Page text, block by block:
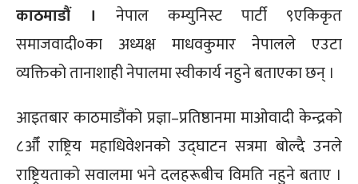
काठमाडौं । नेपाल कम्युनिस्ट पार्टी ९एकिकृत
समाजवादी०का अध्यक्ष माधवकुमार नेपालले एउटा
व्यक्तिको तानाशाही नेपालमा स्वीकार्य नहुने बताएका छन् ।
आइतबार काठमाडौंको प्रज्ञा–प्रतिष्ठानमा माओवादी केन्द्रको
८औँ राष्ट्रिय महाधिवेशनको उद्घाटन सत्रमा बोल्दै उनले
राष्ट्रियताको सवालमा भने दलहरूबीच विमति नहुने बताए ।